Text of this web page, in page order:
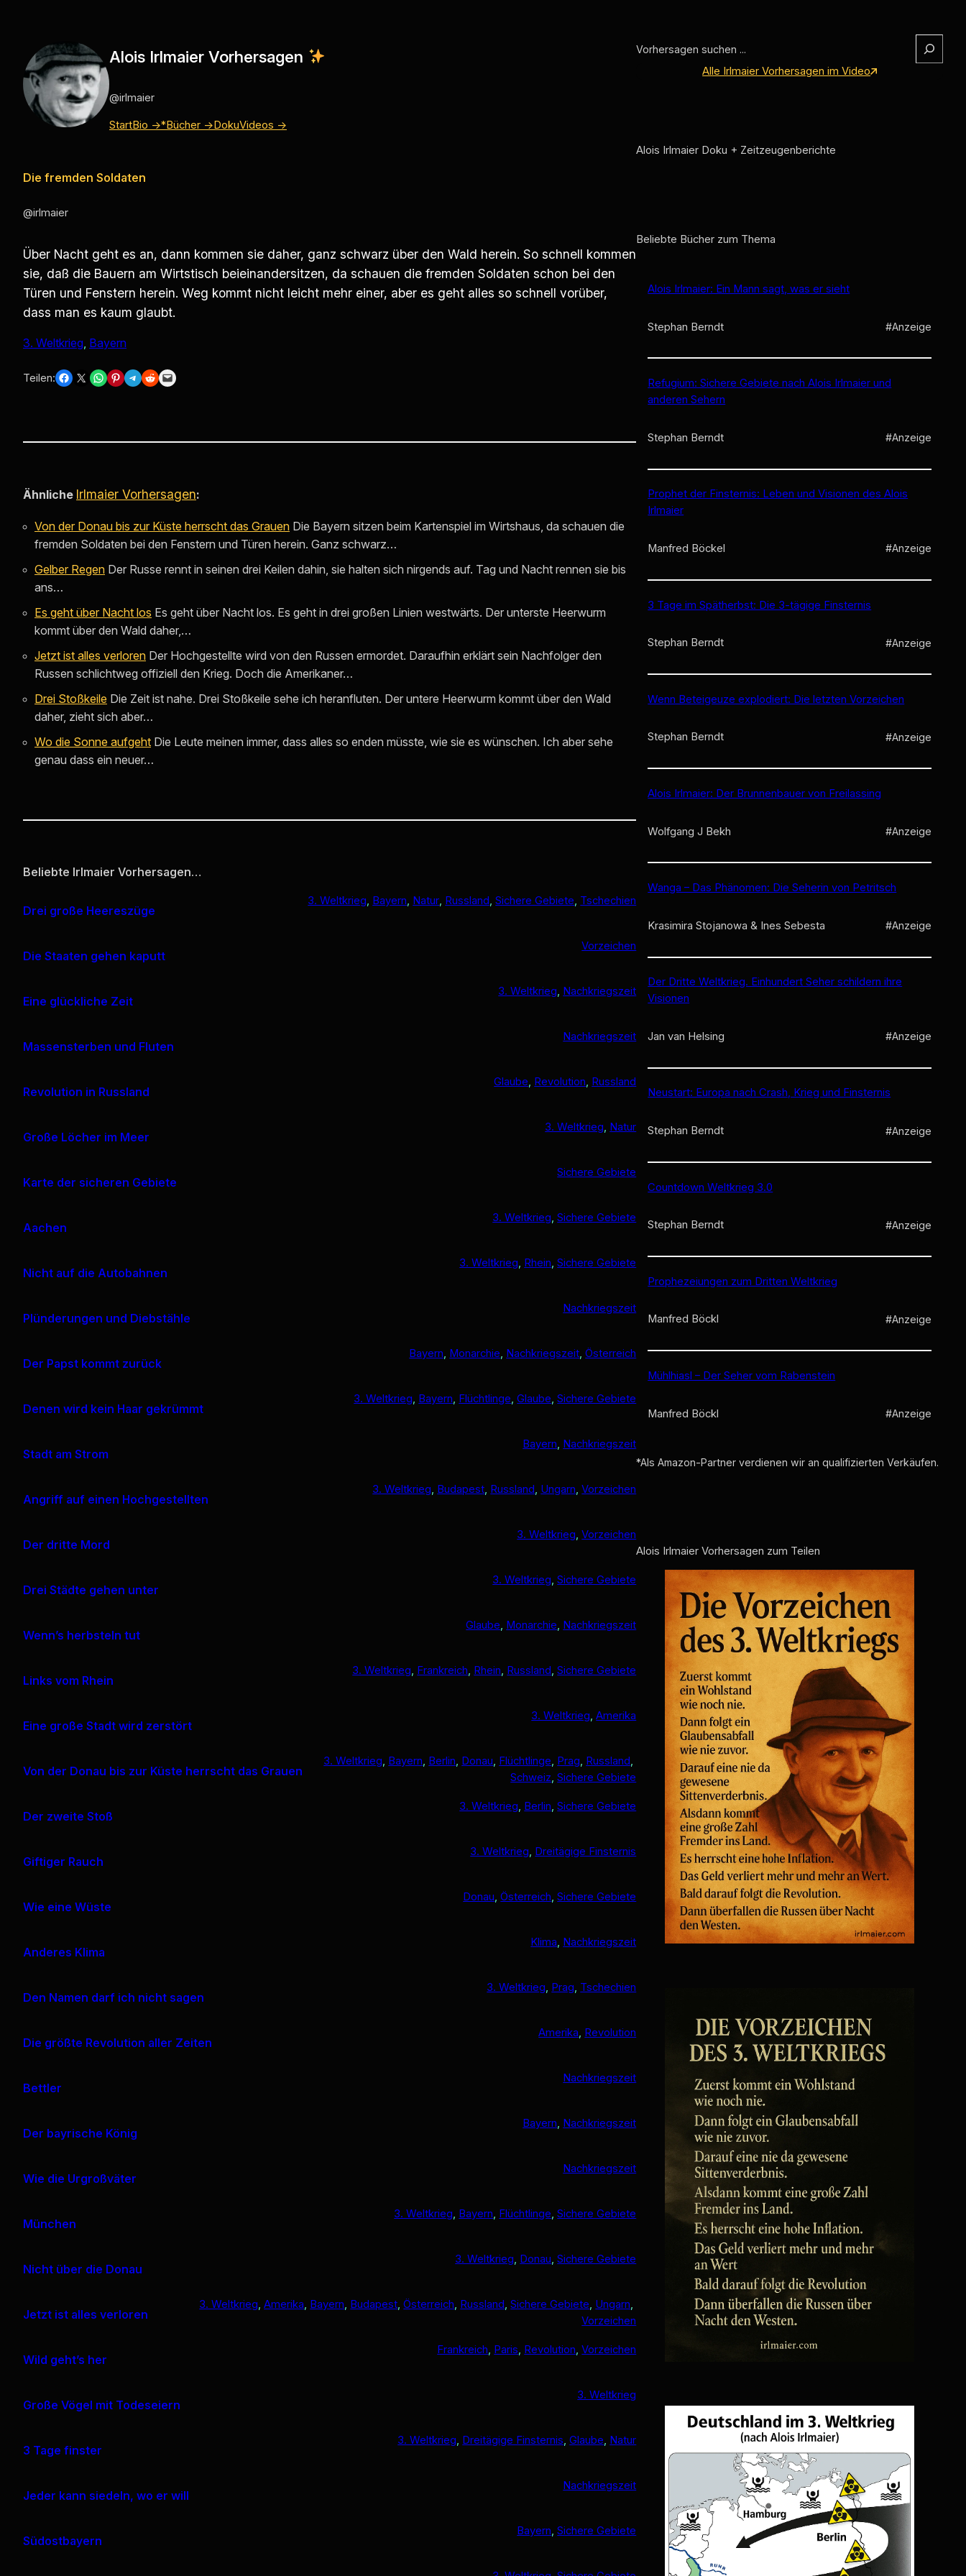
springen
Alois Irlmaier Vorhersagen
@irlmaier
StartBio →*Bücher →DokuVideos →
Die fremden Soldaten
@irlmaier
Über Nacht geht es an, dann kommen sie daher, ganz schwarz über den Wald herein. So schnell kommen
sie, daß die Bauern am Wirtstisch beieinandersitzen, da schauen die fremden Soldaten schon bei den
Türen und Fenstern herein. Weg kommt nicht leicht mehr einer, aber es geht alles so schnell vorüber,
dass man es kaum glaubt.
3. Weltkrieg, Bayern
Teilen: Share on Facebook Share on X Share on WhatsApp Share on Pinterest Share on Telegram Share on Reddit Email this Page
Ähnliche Irlmaier Vorhersagen:
Von der Donau bis zur Küste herrscht das Grauen Die Bayern sitzen beim Kartenspiel im Wirtshaus, da schauen die
fremden Soldaten bei den Fenstern und Türen herein. Ganz schwarz…
Gelber Regen Der Russe rennt in seinen drei Keilen dahin, sie halten sich nirgends auf. Tag und Nacht rennen sie bis
ans…
Es geht über Nacht los Es geht über Nacht los. Es geht in drei großen Linien westwärts. Der unterste Heerwurm
kommt über den Wald daher,…
Jetzt ist alles verloren Der Hochgestellte wird von den Russen ermordet. Daraufhin erklärt sein Nachfolger den
Russen schlichtweg offiziell den Krieg. Doch die Amerikaner…
Drei Stoßkeile Die Zeit ist nahe. Drei Stoßkeile sehe ich heranfluten. Der untere Heerwurm kommt über den Wald
daher, zieht sich aber…
Wo die Sonne aufgeht Die Leute meinen immer, dass alles so enden müsste, wie sie es wünschen. Ich aber sehe
genau dass ein neuer…
Beliebte Irlmaier Vorhersagen…
Drei große Heereszüge
3. Weltkrieg Bayern Natur Russland , Sichere Gebiete Tschechien
Die Staaten gehen kaputt
Vorzeichen
Eine glückliche Zeit
3. Weltkrieg Nachkriegszeit
Massensterben und Fluten
Nachkriegszeit
Revolution in Russland
Glaube Revolution Russland
Große Löcher im Meer
3. Weltkrieg Natur
Karte der sicheren Gebiete
Sichere Gebiete
Aachen
3. Weltkrieg , Sichere Gebiete
Nicht auf die Autobahnen
3. Weltkrieg Rhein , Sichere Gebiete
Plünderungen und Diebstähle
Nachkriegszeit
Der Papst kommt zurück
Bayern Monarchie Nachkriegszeit , Österreich
Denen wird kein Haar gekrümmt
3. Weltkrieg Bayern Flüchtlinge , Glaube , Sichere Gebiete
Stadt am Strom
Bayern Nachkriegszeit
Angriff auf einen Hochgestellten
3. Weltkrieg Budapest Russland Ungarn , Vorzeichen
Der dritte Mord
3. Weltkrieg , Vorzeichen
Drei Städte gehen unter
3. Weltkrieg , Sichere Gebiete
Wenn’s herbsteln tut
Glaube Monarchie Nachkriegszeit
Links vom Rhein
3. Weltkrieg Frankreich Rhein Russland , Sichere Gebiete
Eine große Stadt wird zerstört
3. Weltkrieg , Amerika
Von der Donau bis zur Küste herrscht das Grauen
3. Weltkrieg Bayern Berlin Donau Flüchtlinge Prag Russland
Schweiz , Sichere Gebiete
Der zweite Stoß
3. Weltkrieg Berlin , Sichere Gebiete
Giftiger Rauch
3. Weltkrieg Dreitägige Finsternis
Wie eine Wüste
Donau , Österreich , Sichere Gebiete
Anderes Klima
Klima Nachkriegszeit
Den Namen darf ich nicht sagen
3. Weltkrieg Prag Tschechien
Die größte Revolution aller Zeiten
Amerika Revolution
Bettler
Nachkriegszeit
Der bayrische König
Bayern Nachkriegszeit
Wie die Urgroßväter
Nachkriegszeit
München
3. Weltkrieg Bayern Flüchtlinge , Sichere Gebiete
Nicht über die Donau
3. Weltkrieg Donau , Sichere Gebiete
Jetzt ist alles verloren
3. Weltkrieg , Amerika Bayern Budapest , Österreich Russland , Sichere Gebiete Ungarn
Vorzeichen
Wild geht’s her
Frankreich Paris Revolution , Vorzeichen
Große Vögel mit Todeseiern
3. Weltkrieg
3 Tage finster
3. Weltkrieg Dreitägige Finsternis , Glaube Natur
Jeder kann siedeln, wo er will
Nachkriegszeit
Südostbayern
Bayern , Sichere Gebiete
e
Alle Irlmaier Vorhersagen im Video
Alois Irlmaier Doku + Zeitzeugenberichte
Beliebte Bücher zum Thema
Alois Irlmaier: Ein Mann sagt, was er sieht
Stephan Berndt #Anzeige
Refugium: Sichere Gebiete nach Alois Irlmaier und
anderen Sehern
Stephan Berndt #Anzeige
Prophet der Finsternis: Leben und Visionen des Alois
Irlmaier
Manfred Böckel #Anzeige
3 Tage im Spätherbst: Die 3-tägige Finsternis
Stephan Berndt #Anzeige
Wenn Beteigeuze explodiert: Die letzten Vorzeichen
Stephan Berndt #Anzeige
Alois Irlmaier: Der Brunnenbauer von Freilassing
Wolfgang J Bekh #Anzeige
Wanga – Das Phänomen: Die Seherin von Petritsch
Krasimira Stojanowa & Ines Sebesta #Anzeige
Der Dritte Weltkrieg. Einhundert Seher schildern ihre
Visionen
Jan van Helsing #Anzeige
Neustart: Europa nach Crash, Krieg und Finsternis
Stephan Berndt #Anzeige
Countdown Weltkrieg 3.0
Stephan Berndt #Anzeige
Prophezeiungen zum Dritten Weltkrieg
Manfred Böckl #Anzeige
Mühlhiasl – Der Seher vom Rabenstein
Manfred Böckl #Anzeige
*Als Amazon-Partner verdienen wir an qualifizierten Verkäufen.
Alois Irlmaier Vorhersagen zum Teilen